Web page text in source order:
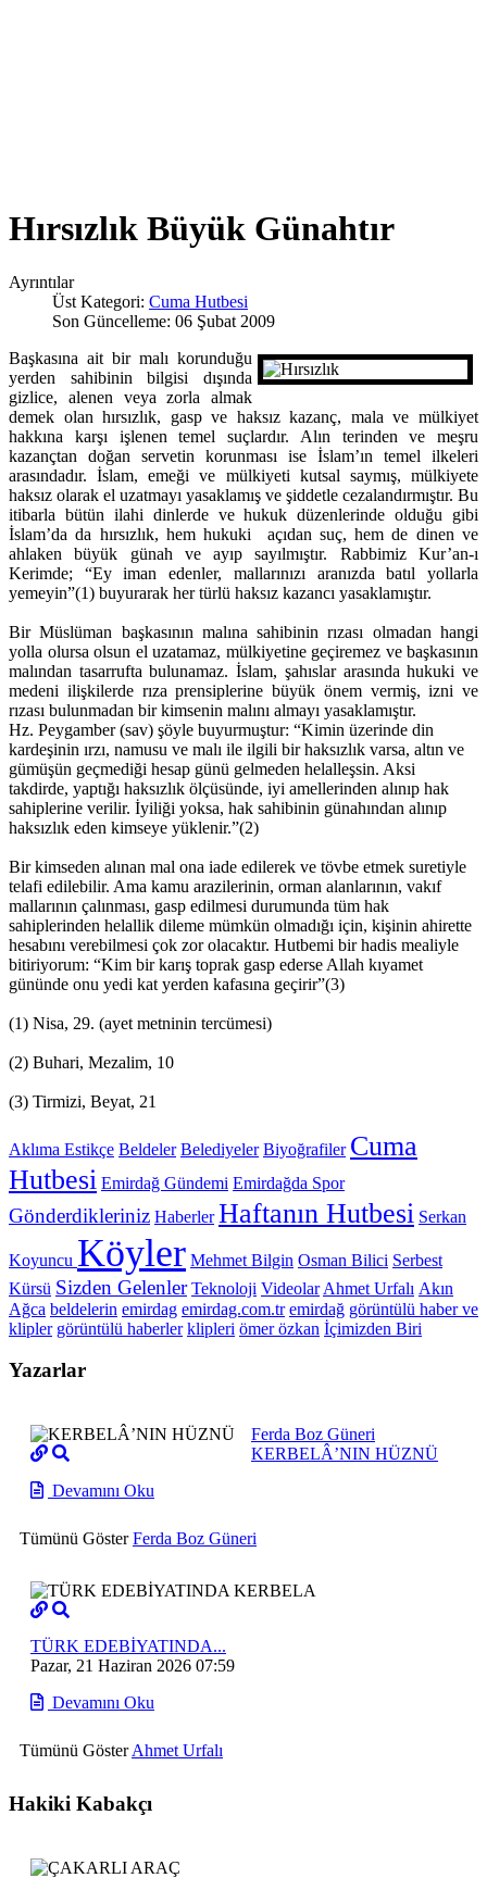
Hırsızlık Büyük Günahtır
Ayrıntılar
Üst Kategori: Cuma Hutbesi
Son Güncelleme: 06 Şubat 2009
Başkasına ait bir malı korunduğu
yerden sahibinin bilgisi dışında
gizlice, alenen veya zorla almak
demek olan hırsızlık, gasp ve haksız kazanç, mala ve mülkiyet
hakkına karşı işlenen temel suçlardır. Alın terinden ve meşru
kazançtan doğan servetin korunması ise İslam’ın temel ilkeleri
arasındadır. İslam, emeği ve mülkiyeti kutsal saymış, mülkiyete
haksız olarak el uzatmayı yasaklamış ve şiddetle cezalandırmıştır. Bu
itibarla bütün ilahi dinlerde ve hukuk düzenlerinde olduğu gibi
İslam’da da hırsızlık, hem hukuki açıdan suç, hem de dinen ve
ahlaken büyük günah ve ayıp sayılmıştır. Rabbimiz Kur’an-ı
Kerimde; “Ey iman edenler, mallarınızı aranızda batıl yollarla
yemeyin”(1) buyurarak her türlü haksız kazancı yasaklamıştır.
Bir Müslüman başkasının malına sahibinin rızası olmadan hangi
yolla olursa olsun el uzatamaz, mülkiyetine geçiremez ve başkasının
malından tasarrufta bulunamaz. İslam, şahıslar arasında hukuki ve
medeni ilişkilerde rıza prensiplerine büyük önem vermiş, izni ve
rızası bulunmadan bir kimsenin malını almayı yasaklamıştır.
Hz. Peygamber (sav) şöyle buyurmuştur: “Kimin üzerinde din
kardeşinin ırzı, namusu ve malı ile ilgili bir haksızlık varsa, altın ve
gümüşün geçmediği hesap günü gelmeden helalleşsin. Aksi
takdirde, yaptığı haksızlık ölçüsünde, iyi amellerinden alınıp hak
sahiplerine verilir. İyiliği yoksa, hak sahibinin günahından alınıp
haksızlık eden kimseye yüklenir.”(2)
Bir kimseden alınan mal ona iade edilerek ve tövbe etmek suretiyle
telafi edilebilir. Ama kamu arazilerinin, orman alanlarının, vakıf
mallarının çalınması, gasp edilmesi durumunda tüm hak
sahiplerinden helallik dileme mümkün olmadığı için, kişinin ahirette
hesabını verebilmesi çok zor olacaktır. Hutbemi bir hadis mealiyle
bitiriyorum: “Kim bir karış toprak gasp ederse Allah kıyamet
gününde onu yedi kat yerden kafasına geçirir”(3)
(1) Nisa, 29. (ayet metninin tercümesi)
(2) Buhari, Mezalim, 10
(3) Tirmizi, Beyat, 21
Aklıma Estikçe Beldeler Belediyeler Biyoğrafiler Cuma
Hutbesi Emirdağ Gündemi Emirdağda Spor
Gönderdikleriniz Haberler Haftanın Hutbesi Serkan
Koyuncu Köyler Mehmet Bilgin Osman Bilici Serbest
Kürsü Sizden Gelenler Teknoloji Videolar Ahmet Urfalı Akın
Ağca beldelerin emirdag emirdag.com.tr emirdağ görüntülü haber ve
klipler görüntülü haberler klipleri ömer özkan İçimizden Biri
Yazarlar
Ferda Boz Güneri
KERBELÂ’NIN HÜZNÜ
Devamını Oku
Tümünü GösterFerda Boz Güneri
TÜRK EDEBİYATINDA...
Pazar, 21 Haziran 2026 07:59
Devamını Oku
Tümünü GösterAhmet Urfalı
Hakiki Kabakçı